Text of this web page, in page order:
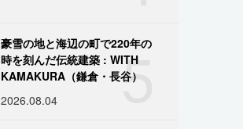
5
豪雪の地と海辺の町で220年の
時を刻んだ伝統建築 : WITH
KAMAKURA（鎌倉・長谷）
2026.08.04